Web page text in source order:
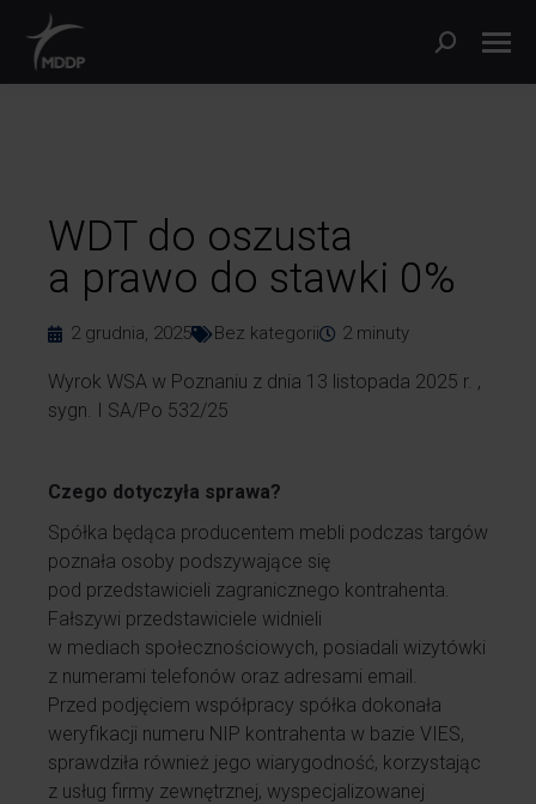
WDT do oszusta
a prawo do stawki 0%
2 grudnia, 2025 Bez kategorii 2 minuty
Wyrok WSA w Poznaniu z dnia 13 listopada 2025 r. ,
sygn. I SA/Po 532/25
Czego dotyczyła sprawa?
Spółka będąca producentem mebli podczas targów
poznała osoby podszywające się
pod przedstawicieli zagranicznego kontrahenta.
Fałszywi przedstawiciele widnieli
w mediach społecznościowych, posiadali wizytówki
z numerami telefonów oraz adresami email.
Przed podjęciem współpracy spółka dokonała
weryfikacji numeru NIP kontrahenta w bazie VIES,
sprawdziła również jego wiarygodność, korzystając
z usług firmy zewnętrznej, wyspecjalizowanej